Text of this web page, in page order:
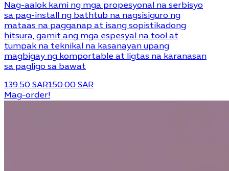
Nag-aalok kami ng mga propesyonal na serbisyo
sa pag-install ng bathtub na nagsisiguro ng
mataas na pagganap at isang sopistikadong
hitsura, gamit ang mga espesyal na tool at
tumpak na teknikal na kasanayan upang
magbigay ng komportable at ligtas na karanasan
sa pagligo sa bawat
139.50 SAR150.00 SAR
Mag-order!